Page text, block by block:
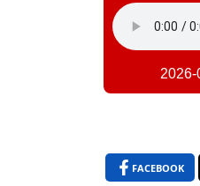
2026-
FACEBOOK